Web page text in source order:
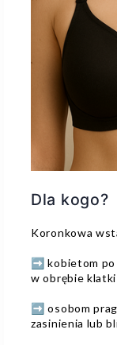
Dla kogo?
Koronkowa
➡️ kobietom po
w obrębie
➡️ osobom
zasinienia lub